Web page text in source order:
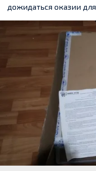
дожидаться оказии